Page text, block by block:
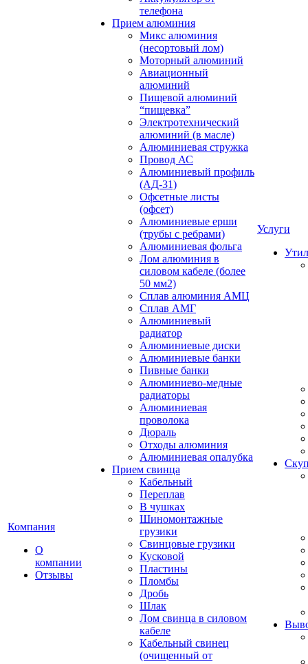
Компания
О
компании
Отзывы
телефона
Прием алюминия
Микс алюминия
(несортовый лом)
Моторный алюминий
Авиационный
алюминий
Пищевой алюминий
“пищевка”
Электротехнический
алюминий (в масле)
Алюминиевая стружка
Провод АС
Алюминиевый профиль
(АД-31)
Офсетные листы
(офсет)
Алюминиевые ерши
(трубы с ребрами)
Алюминиевая фольга
Лом алюминия в
силовом кабеле (более
50 мм2)
Сплав алюминия АМЦ
Сплав АМГ
Алюминиевый
радиатор
Алюминиевые диски
Алюминиевые банки
Пивные банки
Алюминиево-медные
радиаторы
Алюминиевая
проволока
Дюраль
Отходы алюминия
Алюминиевая опалубка
Прием свинца
Кабельный
Переплав
В чушках
Шиномонтажные
грузики
Свинцовые грузики
Кусковой
Пластины
Пломбы
Дробь
Шлак
Лом свинца в силовом
кабеле
Кабельный свинец
(очищенный от
Услуги